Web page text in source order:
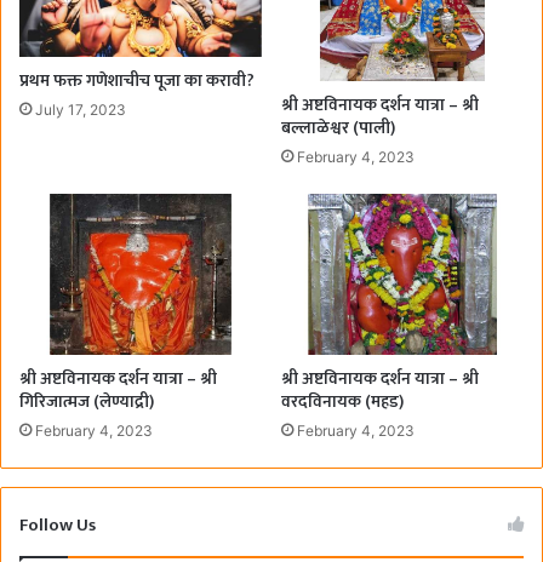
प्रथम फक्त गणेशाचीच पूजा का करावी?
July 17, 2023
श्री अष्टविनायक दर्शन यात्रा – श्री
बल्लाळेश्वर (पाली)
February 4, 2023
श्री अष्टविनायक दर्शन यात्रा – श्री
गिरिजात्मज (लेण्याद्री)
February 4, 2023
श्री अष्टविनायक दर्शन यात्रा – श्री
वरदविनायक (महड)
February 4, 2023
Follow Us